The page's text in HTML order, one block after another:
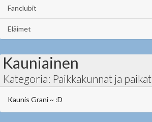
Fanclubit
Eläimet
Kauniainen
Kategoria: Paikkakunnat ja paikat
Kaunis Grani ~ :D